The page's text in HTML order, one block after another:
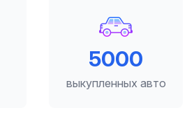
5000
выкупленных авто